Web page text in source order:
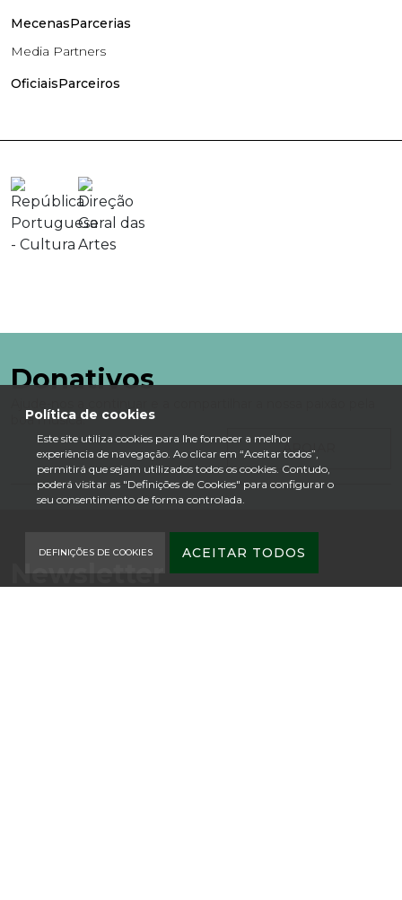
Política de cookies
Este site utiliza cookies para lhe fornecer a melhor
experiência de navegação. Ao clicar em “Aceitar todos”,
permitirá que sejam utilizados todos os cookies. Contudo,
poderá visitar as "Definições de Cookies" para configurar o
seu consentimento de forma controlada.
DEFINIÇÕES DE COOKIES ACEITAR TODOS
MecenasParcerias
Media Partners
OficiaisParceiros
Donativos
boa música.
APOIAR
Newsletter